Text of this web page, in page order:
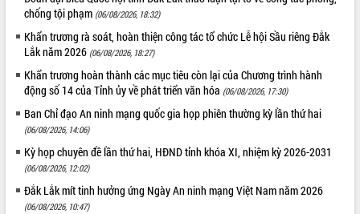
Tháo gỡ những vướng mắc, đẩy mạnh
công tác cải cách thủ tục hành chính
tại Trung tâm Phục vụ hành chính
Đắk Lắk: Tôn vinh 46 giải pháp tại Hội
thi Sáng tạo Kỹ thuật 2024 - 2025
Đắk Lắk rà soát, điều chỉnh Đề án 190
về phát triển nuôi trồng thủy sản
Phó Chủ tịch UBND tỉnh Đắk Lắk
Trương Công Thái kiểm tra thực địa
Dự án cao tốc Khánh Hòa - Buôn Ma
Thuột
chống tội phạm (06/08/2026, 18:32)
Khẩn trương rà soát, hoàn thiện công tác tổ chức Lễ hội Sầu riêng Đắk
Lắk năm 2026 (06/08/2026, 18:27)
Khẩn trương hoàn thành các mục tiêu còn lại của Chương trình hành
động số 14 của Tỉnh ủy về phát triển văn hóa (06/08/2026, 17:30)
Ban Chỉ đạo An ninh mạng quốc gia họp phiên thường kỳ lần thứ hai
(06/08/2026, 14:06)
Kỳ họp chuyên đề lần thứ hai, HĐND tỉnh khóa XI, nhiệm kỳ 2026-2031
(06/08/2026, 12:02)
Đắk Lắk mít tinh hưởng ứng Ngày An ninh mạng Việt Nam năm 2026
(06/08/2026, 10:47)